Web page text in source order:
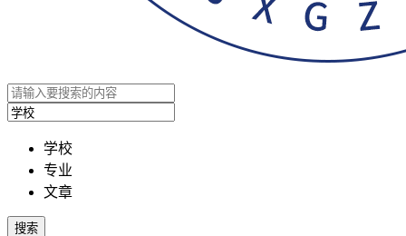
学校
专业
文章
搜索